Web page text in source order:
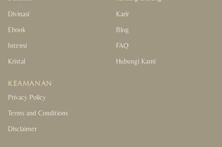
Divinasi
Ebook
Intensi
Kristal
Karir
Blog
FAQ
Hubungi Kami
KEAMANAN
Privacy Policy
Terms and Conditions
Disclaimer